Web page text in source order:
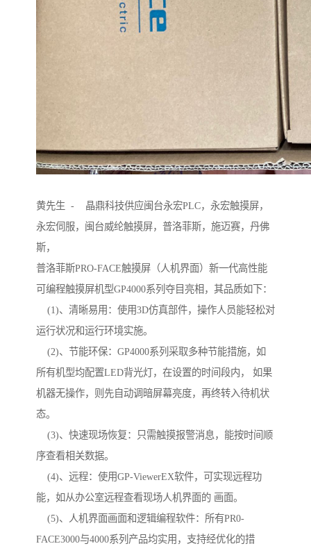
黄先生 - 晶鼎科技供应闽台永宏PLC，永宏触摸屏，
永宏伺服，闽台威纶触摸屏，普洛菲斯，施迈赛，丹佛
斯，
普洛菲斯PRO-FACE触摸屏（人机界面）新一代高性能
可编程触摸屏机型GP4000系列夺目亮相，其品质如下：
(1)、清晰易用：使用3D仿真部件，操作人员能轻松对
运行状况和运行环境实施。
(2)、节能环保：GP4000系列采取多种节能措施，如
所有机型均配置LED背光灯，在设置的时间段内， 如果
机器无操作，则先自动调暗屏幕亮度，再终转入待机状
态。
(3)、快速现场恢复：只需触摸报警消息，能按时间顺
序查看相关数据。
(4)、远程：使用GP-ViewerEX软件，可实现远程功
能，如从办公室远程查看现场人机界面的 画面。
(5)、人机界面画面和逻辑编程软件：所有PR0-
FACE3000与4000系列产品均实用，支持经优化的措